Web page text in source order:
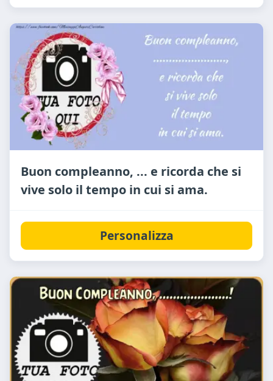
Buon compleanno, ... e ricorda che si
vive solo il tempo in cui si ama.
Personalizza